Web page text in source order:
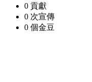
0 貢獻
0 次宣傳
0 個金豆